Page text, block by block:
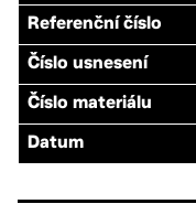
Referenční číslo
Číslo usnesení
Číslo materiálu
Datum